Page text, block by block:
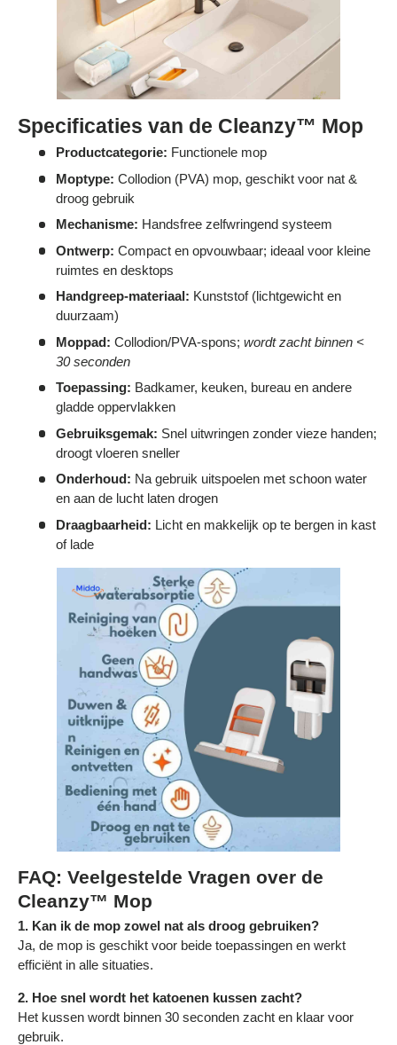
Specificaties van de Cleanzy™ Mop
Productcategorie: Functionele mop
Moptype: Collodion (PVA) mop, geschikt voor nat &
droog gebruik
Mechanisme: Handsfree zelfwringend systeem
Ontwerp: Compact en opvouwbaar; ideaal voor kleine
ruimtes en desktops
Handgreep-materiaal: Kunststof (lichtgewicht en
duurzaam)
Moppad: Collodion/PVA-spons; wordt zacht binnen <
30 seconden
Toepassing: Badkamer, keuken, bureau en andere
gladde oppervlakken
Gebruiksgemak: Snel uitwringen zonder vieze handen;
droogt vloeren sneller
Onderhoud: Na gebruik uitspoelen met schoon water
en aan de lucht laten drogen
Draagbaarheid: Licht en makkelijk op te bergen in kast
of lade
FAQ: Veelgestelde Vragen over de
Cleanzy™ Mop
1. Kan ik de mop zowel nat als droog gebruiken?
Ja, de mop is geschikt voor beide toepassingen en werkt
efficiënt in alle situaties.
2. Hoe snel wordt het katoenen kussen zacht?
Het kussen wordt binnen 30 seconden zacht en klaar voor
gebruik.